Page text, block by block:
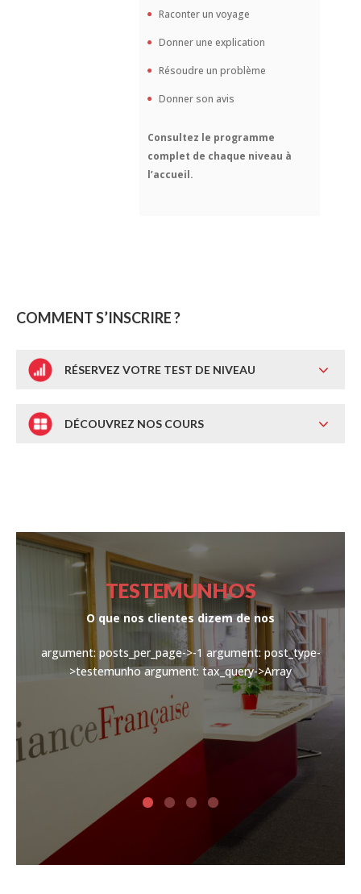
Raconter un voyage
Donner une explication
Résoudre un problème
Donner son avis
Consultez le programme
complet de chaque niveau à
l’accueil.
COMMENT S’INSCRIRE ?
RÉSERVEZ VOTRE TEST DE NIVEAU
DÉCOUVREZ NOS COURS
TESTEMUNHOS
O que nos clientes dizem de nos
argument: posts_per_page->-1argument: post_type-
>testemunhoargument: tax_query->Array
le